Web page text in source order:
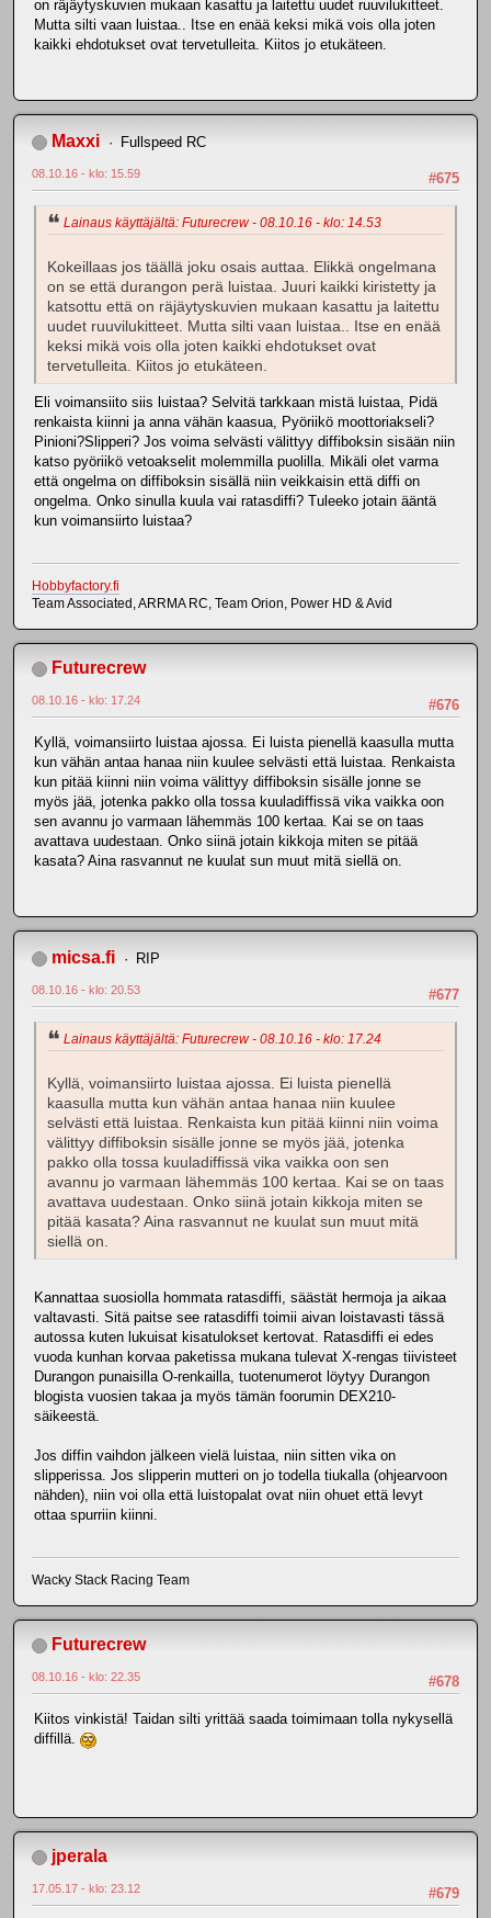
on räjäytyskuvien mukaan kasattu ja laitettu uudet ruuvilukitteet.
Mutta silti vaan luistaa.. Itse en enää keksi mikä vois olla joten
kaikki ehdotukset ovat tervetulleita. Kiitos jo etukäteen.
Maxxi Fullspeed RC
#675
08.10.16 - klo: 15.59
Lainaus käyttäjältä: Futurecrew - 08.10.16 - klo: 14.53
Kokeillaas jos täällä joku osais auttaa. Elikkä ongelmana
on se että durangon perä luistaa. Juuri kaikki kiristetty ja
katsottu että on räjäytyskuvien mukaan kasattu ja laitettu
uudet ruuvilukitteet. Mutta silti vaan luistaa.. Itse en enää
keksi mikä vois olla joten kaikki ehdotukset ovat
tervetulleita. Kiitos jo etukäteen.
Eli voimansiito siis luistaa? Selvitä tarkkaan mistä luistaa, Pidä
renkaista kiinni ja anna vähän kaasua, Pyöriikö moottoriakseli?
Pinioni?Slipperi? Jos voima selvästi välittyy diffiboksin sisään niin
katso pyöriikö vetoakselit molemmilla puolilla. Mikäli olet varma
että ongelma on diffiboksin sisällä niin veikkaisin että diffi on
ongelma. Onko sinulla kuula vai ratasdiffi? Tuleeko jotain ääntä
kun voimansiirto luistaa?
Hobbyfactory.fi
Team Associated, ARRMA RC, Team Orion, Power HD & Avid
Futurecrew
#676
08.10.16 - klo: 17.24
Kyllä, voimansiirto luistaa ajossa. Ei luista pienellä kaasulla mutta
kun vähän antaa hanaa niin kuulee selvästi että luistaa. Renkaista
kun pitää kiinni niin voima välittyy diffiboksin sisälle jonne se
myös jää, jotenka pakko olla tossa kuuladiffissä vika vaikka oon
sen avannu jo varmaan lähemmäs 100 kertaa. Kai se on taas
avattava uudestaan. Onko siinä jotain kikkoja miten se pitää
kasata? Aina rasvannut ne kuulat sun muut mitä siellä on.
micsa.fi RIP
#677
08.10.16 - klo: 20.53
Lainaus käyttäjältä: Futurecrew - 08.10.16 - klo: 17.24
Kyllä, voimansiirto luistaa ajossa. Ei luista pienellä
kaasulla mutta kun vähän antaa hanaa niin kuulee
selvästi että luistaa. Renkaista kun pitää kiinni niin voima
välittyy diffiboksin sisälle jonne se myös jää, jotenka
pakko olla tossa kuuladiffissä vika vaikka oon sen
avannu jo varmaan lähemmäs 100 kertaa. Kai se on taas
avattava uudestaan. Onko siinä jotain kikkoja miten se
pitää kasata? Aina rasvannut ne kuulat sun muut mitä
siellä on.
Kannattaa suosiolla hommata ratasdiffi, säästät hermoja ja aikaa
valtavasti. Sitä paitse see ratasdiffi toimii aivan loistavasti tässä
autossa kuten lukuisat kisatulokset kertovat. Ratasdiffi ei edes
vuoda kunhan korvaa paketissa mukana tulevat X-rengas tiivisteet
Durangon punaisilla O-renkailla, tuotenumerot löytyy Durangon
blogista vuosien takaa ja myös tämän foorumin DEX210-
säikeestä.
Jos diffin vaihdon jälkeen vielä luistaa, niin sitten vika on
slipperissa. Jos slipperin mutteri on jo todella tiukalla (ohjearvoon
nähden), niin voi olla että luistopalat ovat niin ohuet että levyt
ottaa spurriin kiinni.
Wacky Stack Racing Team
Futurecrew
#678
08.10.16 - klo: 22.35
Kiitos vinkistä! Taidan silti yrittää saada toimimaan tolla nykysellä
diffillä.
jperala
#679
17.05.17 - klo: 23.12